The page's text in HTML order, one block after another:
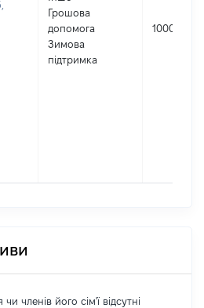
Грошова
допомога
Зимова
підтримка
1000
членів його сім'ї відсутні